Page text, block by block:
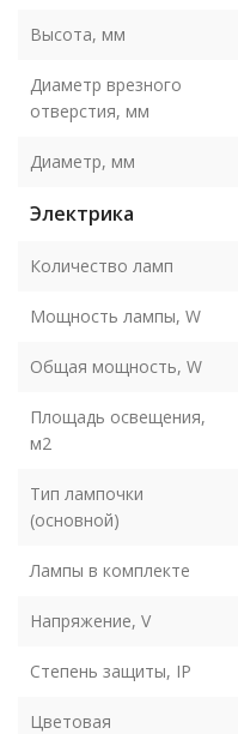
Высота, мм
Диаметр врезного
отверстия, мм
Диаметр, мм
Электрика
Количество ламп
Мощность лампы, W
Общая мощность, W
Площадь освещения,
м2
Тип лампочки
(основной)
Лампы в комплекте
Напряжение, V
Степень защиты, IP
Цветовая